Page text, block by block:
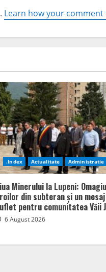
Learn how your comment
.Index Actualitate Administratie
Minerului la Lupeni:
din subteran și un
pentru comunitatea Văii
6 August 2026